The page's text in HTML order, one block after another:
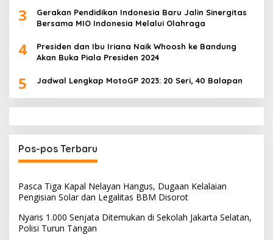
3
Gerakan Pendidikan Indonesia Baru Jalin Sinergitas
Bersama MIO Indonesia Melalui Olahraga
4
Presiden dan Ibu Iriana Naik Whoosh ke Bandung
Akan Buka Piala Presiden 2024
5 Jadwal Lengkap MotoGP 2023: 20 Seri, 40 Balapan
Pos-pos Terbaru
Pasca Tiga Kapal Nelayan Hangus, Dugaan Kelalaian
Pengisian Solar dan Legalitas BBM Disorot
Nyaris 1.000 Senjata Ditemukan di Sekolah Jakarta Selatan,
Polisi Turun Tangan